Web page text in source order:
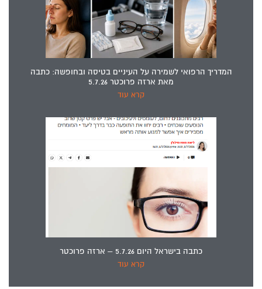
המדריך הרפואי לשמירה על העיניים בטיסה ובחופשה: כתבה
מאת ארזה פרוכטר 5.7.26
קרא עוד
כתבה בישראל היום 5.7.26 – ארזה פרוכטר
קרא עוד